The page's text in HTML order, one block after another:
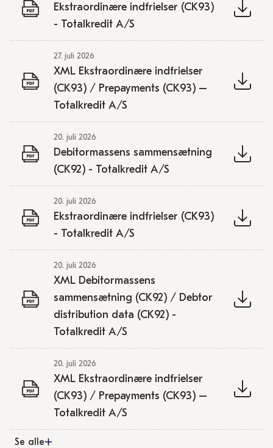
Ekstraordinære indfrielser (CK93)
- Totalkredit A/S
27. juli 2026
XML Ekstraordinære indfrielser
(CK93) / Prepayments (CK93) –
Totalkredit A/S
20. juli 2026
Debitormassens sammensætning
(CK92) - Totalkredit A/S
20. juli 2026
Ekstraordinære indfrielser (CK93)
- Totalkredit A/S
20. juli 2026
XML Debitormassens
sammensætning (CK92) / Debtor
distribution data (CK92) -
Totalkredit A/S
20. juli 2026
XML Ekstraordinære indfrielser
(CK93) / Prepayments (CK93) –
Totalkredit A/S
Se alle